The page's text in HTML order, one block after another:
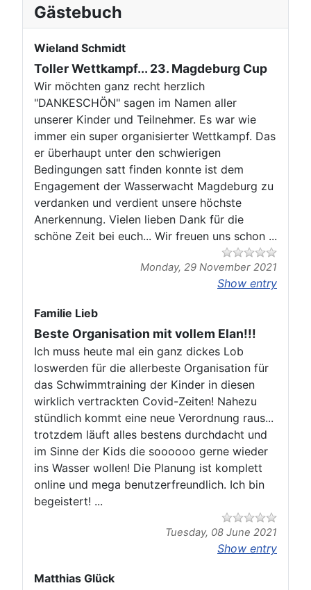
Gästebuch
Wieland Schmidt
Toller Wettkampf... 23. Magdeburg Cup
Wir möchten ganz recht herzlich
"DANKESCHÖN" sagen im Namen aller
unserer Kinder und Teilnehmer. Es war wie
immer ein super organisierter Wettkampf. Das
er überhaupt unter den schwierigen
Bedingungen satt finden konnte ist dem
Engagement der Wasserwacht Magdeburg zu
verdanken und verdient unsere höchste
Anerkennung. Vielen lieben Dank für die
schöne Zeit bei euch... Wir freuen uns schon ...
Monday, 29 November 2021
Show entry
Familie Lieb
Beste Organisation mit vollem Elan!!!
Ich muss heute mal ein ganz dickes Lob
loswerden für die allerbeste Organisation für
das Schwimmtraining der Kinder in diesen
wirklich vertrackten Covid-Zeiten! Nahezu
stündlich kommt eine neue Verordnung raus...
trotzdem läuft alles bestens durchdacht und
im Sinne der Kids die soooooo gerne wieder
ins Wasser wollen! Die Planung ist komplett
online und mega benutzerfreundlich. Ich bin
begeistert! ...
Tuesday, 08 June 2021
Show entry
Matthias Glück